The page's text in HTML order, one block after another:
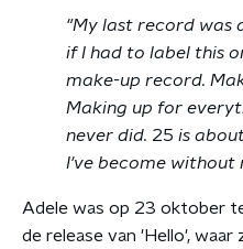
"My last record was
if I had to label this
make-up record.
Making up for
never did. 25 is
I've become without
Adele was op 23 oktober
de release van 'Hello',